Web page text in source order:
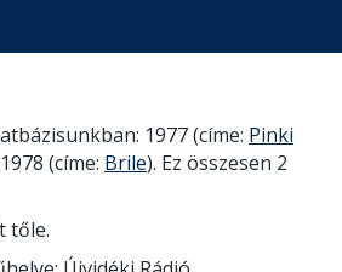
1977 (címe: Pinki
(címe: Brile). Ez összesen 2
tőle.